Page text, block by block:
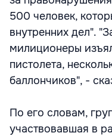
500 человек,
внутренних дел".
милиционеры
пистолета,
баллончиков", -
По его словам,
участвовавшая в